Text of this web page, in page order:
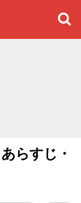
らすじ・